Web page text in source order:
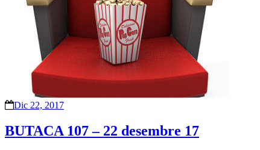
Dic 22, 2017
BUTACA 107 – 22 desembre 17